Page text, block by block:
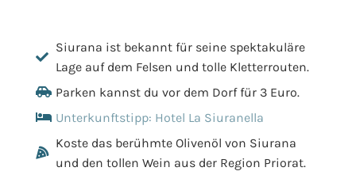
Siurana ist bekannt für seine spektakuläre
Lage auf dem Felsen und tolle Kletterrouten.
Parken kannst du vor dem Dorf für 3 Euro.
Unterkunftstipp: Hotel La Siuranella
Koste das berühmte Olivenöl von Siurana
und den tollen Wein aus der Region Priorat.